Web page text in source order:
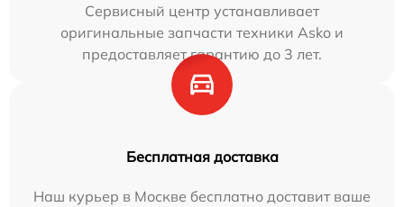
Сервисный центр устанавливает
оригинальные запчасти техники Asko и
предоставляет гарантию до 3 лет.
Бесплатная доставка
Наш курьер в Москве бесплатно доставит ваше